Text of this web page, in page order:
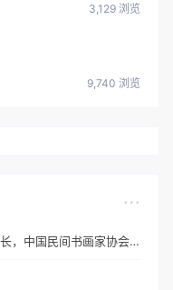
3,129 浏览
9,740 浏览
黄介艺-中国国画院副院长，中国民间书画家协会副主席